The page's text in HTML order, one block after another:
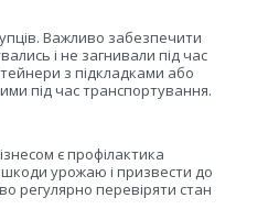
Важливо забезпечити
і не загнивали під час
з підкладками або
під час транспортування.
є профілактика
шкоди урожаю і призвести до
регулярно перевіряти стан